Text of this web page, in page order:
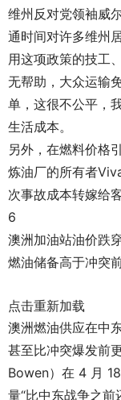
维州反对党领袖威
通时间对许多维州
用这项政策的技工
无帮助，大众运输
单，这很不公平，
生活成本。
另外，在燃料价格
炼油厂的所有者
次事故成本转嫁给客
6
澳洲加油站油价跌
燃油储备高于冲突
点击重新加载
澳洲燃油供应在中
甚至比冲突爆发前
Bowen）在 4 月
量“比中东战争之